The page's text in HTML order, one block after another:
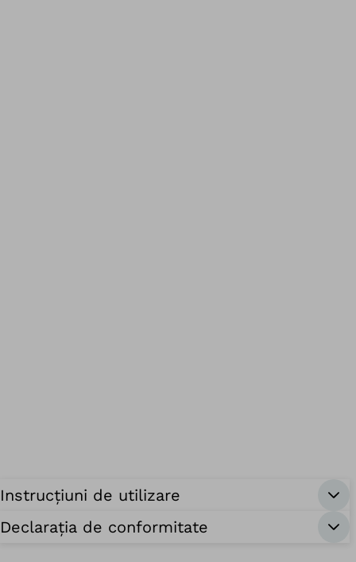
Instrucțiuni de utilizare
Declarația de conformitate